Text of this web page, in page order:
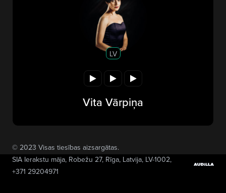
LV
Vita Vārpiņa
© 2023 Visas tiesības aizsargātas.
SIA Ierakstu māja, Robežu 27, Rīga, Latvija, LV-1002,
+371 29204971